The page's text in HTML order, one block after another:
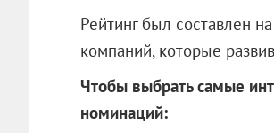
Рейтинг был составлен
компаний, которые
Чтобы выбрать самые
номинаций: